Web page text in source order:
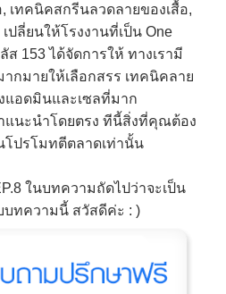
, เทคนิคสกรีนลวดลายของเสื้อ,
ปลี่ยนให้โรงงานที่เป็น One
ส 153 ได้จัดการให้ ทางเรามี
กมายให้เลือกสรร เทคนิคลาย
แอดมินและเซลที่มาก
นะนำโดยตรง ทีนี้สิ่งที่คุณต้อง
โปรโมทตีตลาดเท่านั้น
ในบทความถัดไปว่าจะเป็น
บทความนี้ สวัสดีค่ะ : )